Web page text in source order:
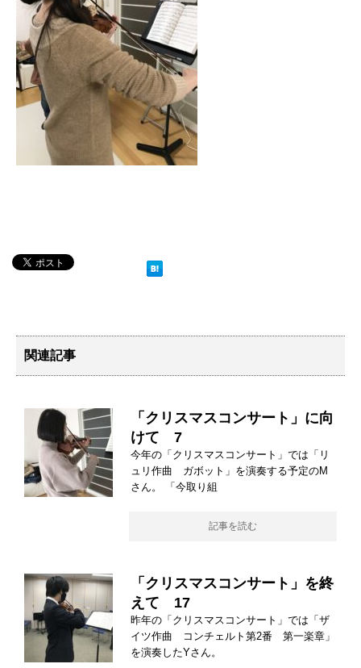
関連記事
「クリスマスコンサート」に向
けて 7
今年の「クリスマスコンサート」では「リ
ュリ作曲 ガボット」を演奏する予定のM
さん。 「今取り組
記事を読む
「クリスマスコンサート」を終
えて 17
昨年の「クリスマスコンサート」では「ザ
イツ作曲 コンチェルト第2番 第一楽章」
を演奏したYさん。